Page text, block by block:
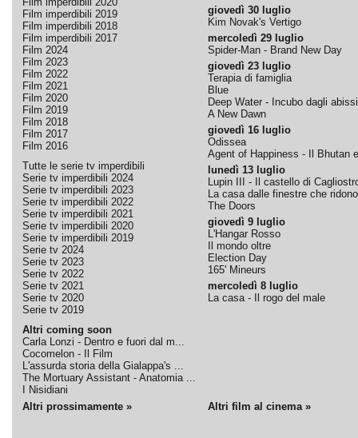
Film imperdibili 2019
Film imperdibili 2018
Film imperdibili 2017
Film 2024
Film 2023
Film 2022
Film 2021
Film 2020
Film 2019
Film 2018
Film 2017
Film 2016
Tutte le serie tv imperdibili
Serie tv imperdibili 2024
Serie tv imperdibili 2023
Serie tv imperdibili 2022
Serie tv imperdibili 2021
Serie tv imperdibili 2020
Serie tv imperdibili 2019
Serie tv 2024
Serie tv 2023
Serie tv 2022
Serie tv 2021
Serie tv 2020
Serie tv 2019
Altri coming soon
Carla Lonzi - Dentro e fuori dal m...
Cocomelon - Il Film
L'assurda storia della Gialappa's ...
The Mortuary Assistant - Anatomia ...
I Nisidiani
giovedì 30 luglio
Kim Novak's Vertigo
mercoledì 29 luglio
Spider-Man - Brand New Day
giovedì 23 luglio
Terapia di famiglia
Blue
Deep Water - Incubo dagli abissi
A New Dawn
giovedì 16 luglio
Odissea
Agent of Happiness - Il Bhutan
lunedì 13 luglio
Lupin III - Il castello di
La casa dalle finestre che ridono
The Doors
giovedì 9 luglio
L'Hangar Rosso
Il mondo oltre
Election Day
165' Mineurs
mercoledì 8 luglio
La casa - Il rogo del male
Altri prossimamente » Altri film al cinema »